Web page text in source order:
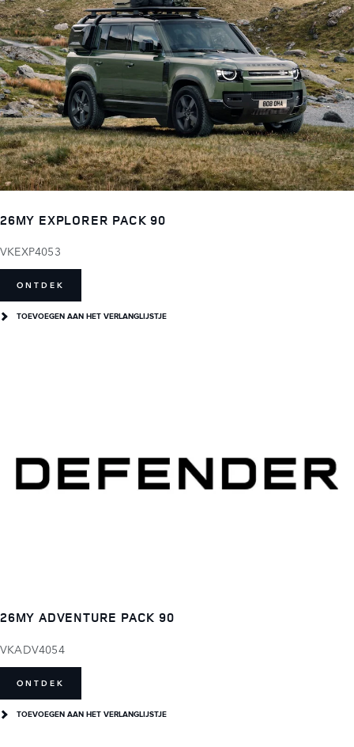
26MY EXPLORER PACK 90
VKEXP4053
ONTDEK
TOEVOEGEN AAN HET VERLANGLIJSTJE
26MY ADVENTURE PACK 90
VKADV4054
ONTDEK
TOEVOEGEN AAN HET VERLANGLIJSTJE